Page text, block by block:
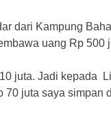
dari Kampung
uang Rp 500
juta. Jadi kepada
juta saya simpan